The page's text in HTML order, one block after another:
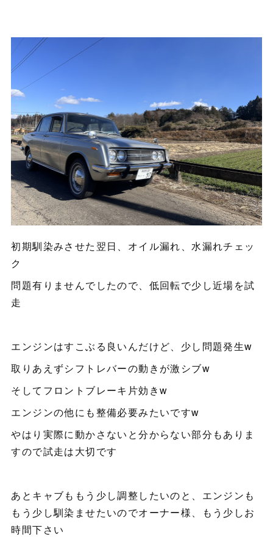
初期馴染みさせた翌日、オイル漏れ、水漏れチェッ
ク
問題有りませんでしたので、低回転で少し近場を試
走
エンジンはすこぶる良いんだけど、少し問題発生w
取りあえずシフトレバーの動きが激シブw
そしてフロントブレーキ片効きw
エンジンの他にも整備必要みたいですw
やはり実際に動かさないと分からない部分もありま
すので試走は大切です
あとキャブももう少し調整したいのと、エンジンも
もう少し馴染ませたいのでオーナー様、もう少しお
時間下さい